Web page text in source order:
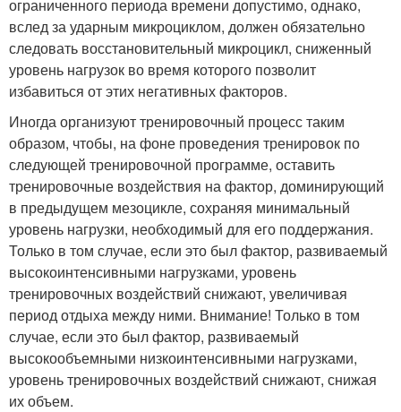
ограниченного периода времени допустимо, однако,
вслед за ударным микроциклом, должен обязательно
следовать восстановительный микроцикл, сниженный
уровень нагрузок во время которого позволит
избавиться от этих негативных факторов.
Иногда организуют тренировочный процесс таким
образом, чтобы, на фоне проведения тренировок по
следующей тренировочной программе, оставить
тренировочные воздействия на фактор, доминирующий
в предыдущем мезоцикле, сохраняя минимальный
уровень нагрузки, необходимый для его поддержания.
Только в том случае, если это был фактор, развиваемый
высокоинтенсивными нагрузками, уровень
тренировочных воздействий снижают, увеличивая
период отдыха между ними. Внимание! Только в том
случае, если это был фактор, развиваемый
высокообъемными низкоинтенсивными нагрузками,
уровень тренировочных воздействий снижают, снижая
их объем.